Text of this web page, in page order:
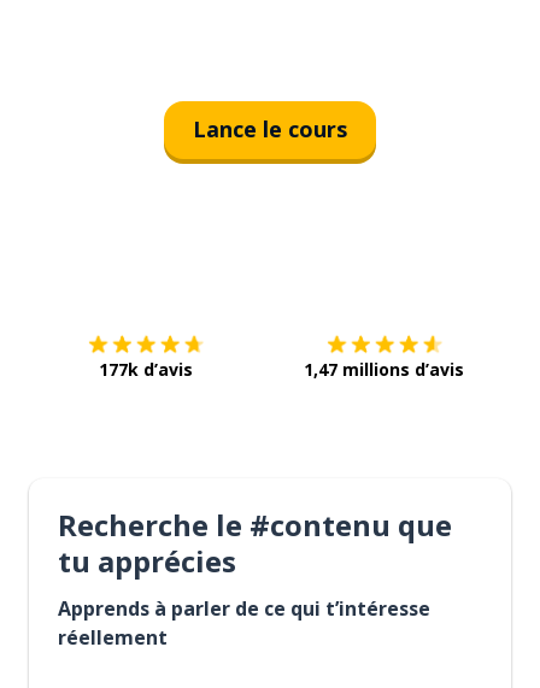
Lance le cours
177k d’avis 1,47 millions d’avis
Recherche le #contenu que
tu apprécies
Apprends à parler de ce qui t’intéresse
réellement